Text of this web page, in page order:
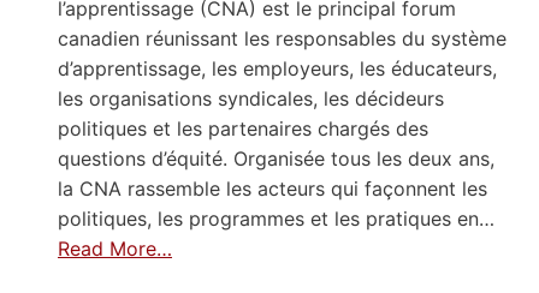
l’apprentissage (CNA) est le principal forum
canadien réunissant les responsables du système
d’apprentissage, les employeurs, les éducateurs,
les organisations syndicales, les décideurs
politiques et les partenaires chargés des
questions d’équité. Organisée tous les deux ans,
la CNA rassemble les acteurs qui façonnent les
politiques, les programmes et les pratiques en…
Read More…